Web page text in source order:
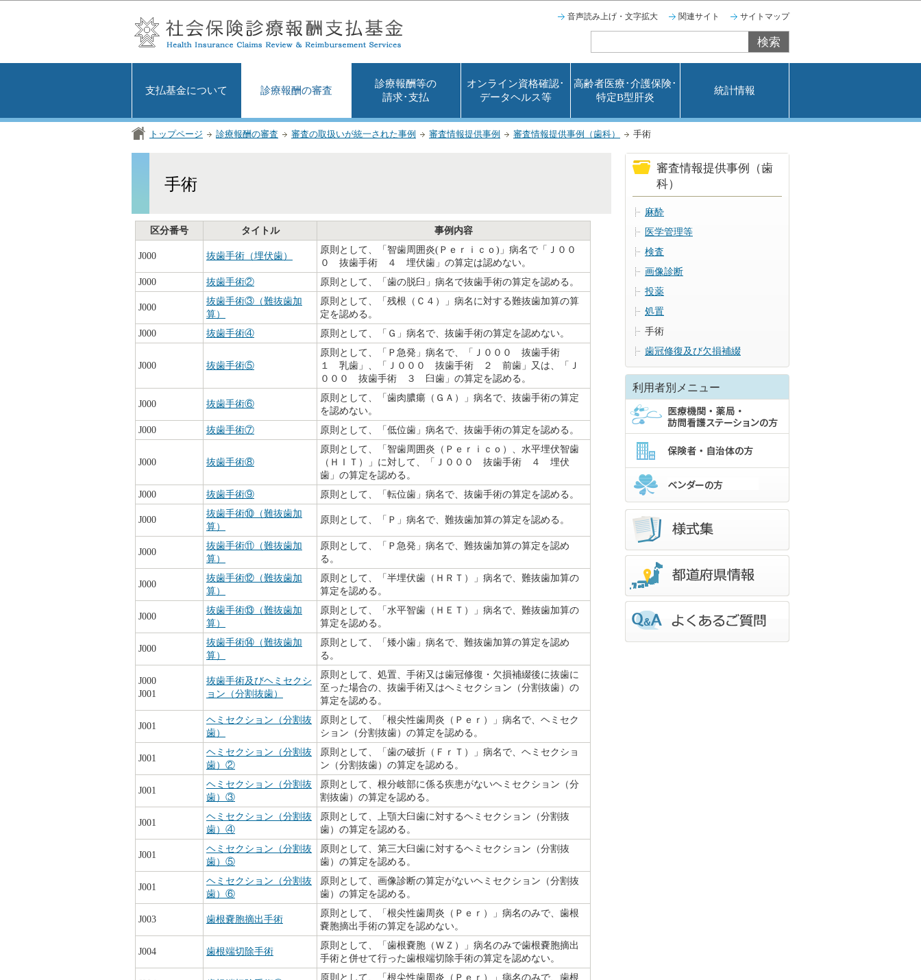
音声読み上げ・文字拡大 関連サイト サイトマップ
支払基金について 診療報酬の審査
診療報酬等の
請求･支払
オンライン資格確認･
データヘルス等
高齢者医療･介護保険･
特定B型肝炎
統計情報
トップページ 診療報酬の審査 審査の取扱いが統一された事例 審査情報提供事例 審査情報提供事例（歯科） 手術
手術
区分番号 タイトル 事例内容
J000 抜歯手術（埋伏歯）
原則として、「智歯周囲炎(Ｐｅｒｉｃｏ)」病名で「Ｊ００
０ 抜歯手術 ４ 埋伏歯」の算定は認めない。
J000
抜歯手術② 原則として、「歯の脱臼」病名で抜歯手術の算定を認める。
J000
抜歯手術③（難抜歯加
算）
原則として、「残根（Ｃ４）」病名に対する難抜歯加算の算
定を認める。
J000
抜歯手術④ 原則として、「Ｇ」病名で、抜歯手術の算定を認めない。
J000 抜歯手術⑤
原則として、「Ｐ急発」病名で、「Ｊ０００ 抜歯手術
１ 乳歯」、「Ｊ０００ 抜歯手術 ２ 前歯」又は、「Ｊ
０００ 抜歯手術 ３ 臼歯」の算定を認める。
J000 抜歯手術⑥
原則として、「歯肉膿瘍（ＧＡ）」病名で、抜歯手術の算定
を認めない。
J000
抜歯手術⑦ 原則として、「低位歯」病名で、抜歯手術の算定を認める。
J000 抜歯手術⑧
原則として、「智歯周囲炎（Ｐｅｒｉｃｏ）、水平埋伏智歯
（ＨＩＴ）」に対して、「Ｊ０００ 抜歯手術 ４ 埋伏
歯」の算定を認める。
J000
抜歯手術⑨ 原則として、「転位歯」病名で、抜歯手術の算定を認める。
J000
抜歯手術⑩（難抜歯加
算）
原則として、「Ｐ」病名で、難抜歯加算の算定を認める。
J000
抜歯手術⑪（難抜歯加
算）
原則として、「Ｐ急発」病名で、難抜歯加算の算定を認め
る。
J000
抜歯手術⑫（難抜歯加
算）
原則として、「半埋伏歯（ＨＲＴ）」病名で、難抜歯加算の
算定を認める。
J000
抜歯手術⑬（難抜歯加
算）
原則として、「水平智歯（ＨＥＴ）」病名で、難抜歯加算の
算定を認める。
J000
抜歯手術⑭（難抜歯加
算）
原則として、「矮小歯」病名で、難抜歯加算の算定を認め
る。
J000
J001
抜歯手術及びヘミセクシ
ョン（分割抜歯）
原則として、処置、手術又は歯冠修復・欠損補綴後に抜歯に
至った場合の、抜歯手術又はヘミセクション（分割抜歯）の
算定を認める。
J001
ヘミセクション（分割抜
歯）
原則として、「根尖性歯周炎（Ｐｅｒ）」病名で、ヘミセク
ション（分割抜歯）の算定を認める。
J001
ヘミセクション（分割抜
歯）②
原則として、「歯の破折（ＦｒＴ）」病名で、ヘミセクショ
ン（分割抜歯）の算定を認める。
J001
ヘミセクション（分割抜
歯）③
原則として、根分岐部に係る疾患がないヘミセクション（分
割抜歯）の算定を認める。
J001
ヘミセクション（分割抜
歯）④
原則として、上顎大臼歯に対するヘミセクション（分割抜
歯）の算定を認める。
J001
ヘミセクション（分割抜
歯）⑤
原則として、第三大臼歯に対するヘミセクション（分割抜
歯）の算定を認める。
J001
ヘミセクション（分割抜
歯）⑥
原則として、画像診断の算定がないヘミセクション（分割抜
歯）の算定を認める。
J003 歯根嚢胞摘出手術
原則として、「根尖性歯周炎（Ｐｅｒ）」病名のみで、歯根
嚢胞摘出手術の算定を認めない。
J004 歯根端切除手術
原則として、「歯根嚢胞（ＷＺ）」病名のみで歯根嚢胞摘出
手術と併せて行った歯根端切除手術の算定を認めない。
原則として、「根尖性歯周炎（Ｐｅｒ）」病名のみで、歯根
審査情報提供事例（歯
科）
麻酔
医学管理等
検査
画像診断
投薬
処置
手術
歯冠修復及び欠損補綴
利用者別メニュー